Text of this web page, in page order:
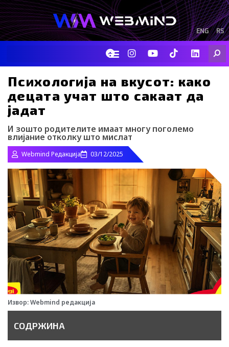
Skip
to
content
RS
ENG
F
a
c
b
o
o
I
n
s
a
g
Y
o
u
u
b
e
I
c
o
t
i
k
i
k
-
c
o
n
L
i
n
e
d
i
Психологија на вкусот: како
децата учат што сакаат да
јадат
И зошто родителите имаат многу поголемо
влијание отколку што мислат
Webmind Редакција 03/12/2025
Извор: Webmind редакција
СОДРЖИНА